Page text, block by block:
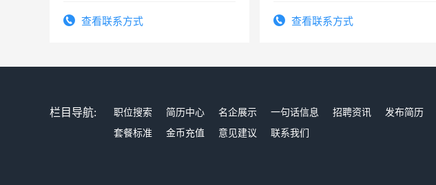
号同微信查看联系方式
有高低压电工证和十几年工作经验
查看联系方式
栏目导航: 职位搜索 简历中心 名企展示 一句话信息 招聘资讯 发布简历
套餐标准
金币充值 意见建议 联系我们